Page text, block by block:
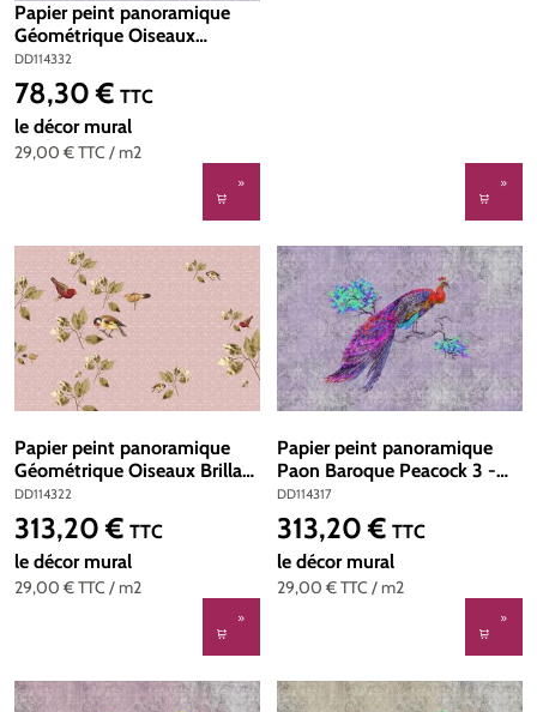
Papier peint panoramique
Géométrique Oiseaux
Brilliant birds panel 1 -
Référence DD114332 - Intissé
200g/m2 - Standard 100 x
270
DD114332
29,00 €TTC / m2
Prix régulier :
78,30 € TTC
le décor mural
Papier peint panoramique
Géométrique Oiseaux Brillant
birds 1 - Référence DD114322
- Intissé 200g/m2 - Standard
400 x 270
DD114322
29,00 €TTC / m2
Prix régulier :
313,20 € TTC
le décor mural
Papier peint panoramique
Paon Baroque Peacock 3 -
Référence DD114317 - Intissé
200g/m2 - Standard 400 x
270
DD114317
29,00 €TTC / m2
Prix régulier :
313,20 € TTC
le décor mural